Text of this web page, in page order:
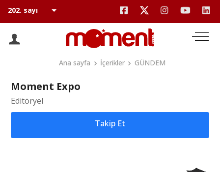
Ana sayfa İçerikler GÜNDEM
Moment Expo
Editöryel
Takip Et